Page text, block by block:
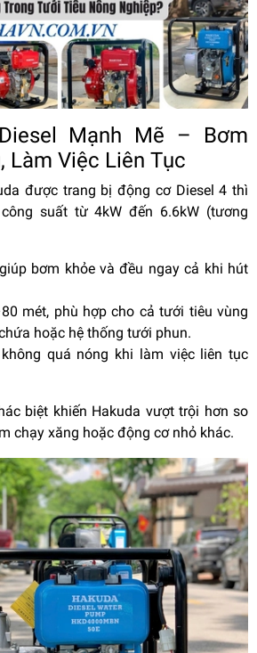
Mạnh Mẽ – Bơm
Làm Việc Liên Tục
được trang bị động cơ Diesel 4 thì
công suất từ 4kW đến 6.6kW (tương
bơm khỏe và đều ngay cả khi hút
mét, phù hợp cho cả tưới tiêu vùng
hoặc hệ thống tưới phun.
quá nóng khi làm việc liên tục
biệt khiến Hakuda vượt trội hơn so
chạy xăng hoặc động cơ nhỏ khác.